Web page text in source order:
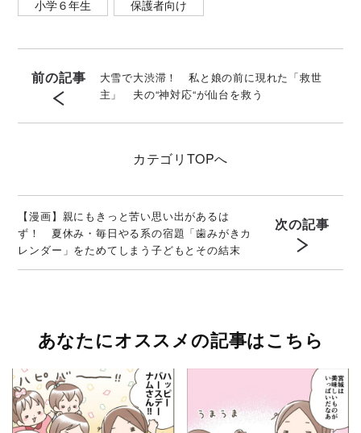
小学６年生
保護者向け
前の記事
大雪で大渋滞！ 私と娘の前に現れた「救世
主」 夫の“神対応“が仙台を救う
カテゴリ TOPへ
【漫画】親にもきっと苦い思い出があるは
ず！ 夏休み・毎日やる系の宿題「歯みがきカ
レンダー」をためてしまう子どもとその結末
次の記事
あなたにオススメの記事はこちら